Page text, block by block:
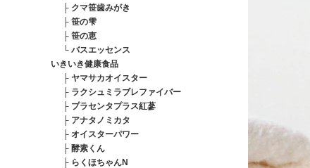
├ クマ笹歯みがき
├ 笹の雫
├ 笹の恵
└ バスエッセンス
いきいき健康食品
├ ヤマサカオイスター
├ ラクシュミラブレファイバー
├ プラセンタプラス紅蔘
├ アナタノミカタ
├ オイスターパワー
├ 酵素くん
├ らくほちゃんN